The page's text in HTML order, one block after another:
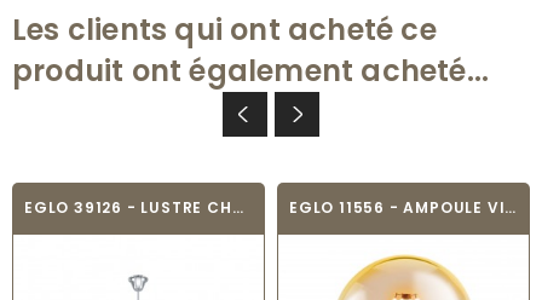
Les clients qui ont acheté ce
produit ont également acheté...
EGLO 39126 - LUSTRE CHANDELIER - MEDUNO EGLO 11556 - AMPOULE VINTAGE LED - LED_E27